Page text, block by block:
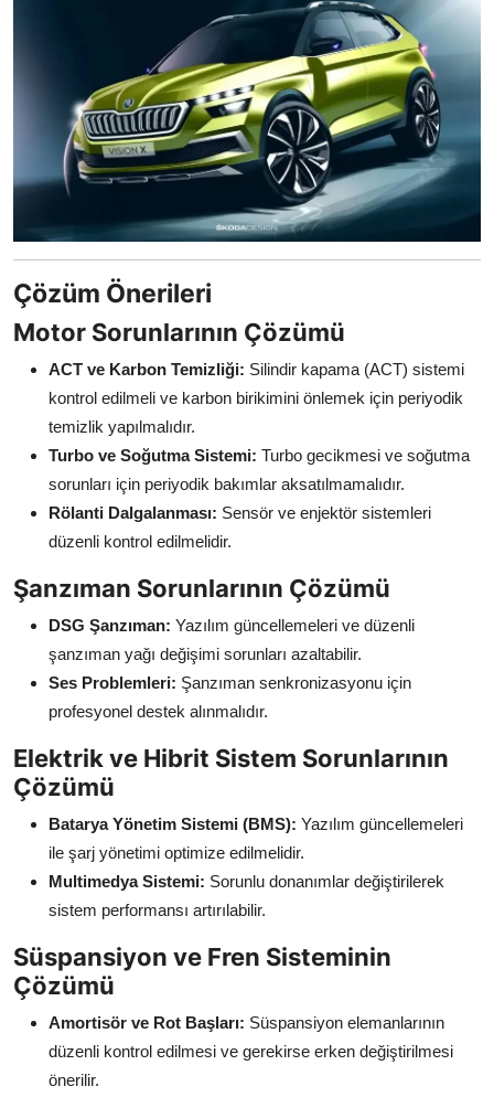
Çözüm Önerileri
Motor Sorunlarının Çözümü
ACT ve Karbon Temizliği: Silindir kapama (ACT) sistemi
kontrol edilmeli ve karbon birikimini önlemek için periyodik
temizlik yapılmalıdır.
Turbo ve Soğutma Sistemi: Turbo gecikmesi ve soğutma
sorunları için periyodik bakımlar aksatılmamalıdır.
Rölanti Dalgalanması: Sensör ve enjektör sistemleri
düzenli kontrol edilmelidir.
Şanzıman Sorunlarının Çözümü
DSG Şanzıman: Yazılım güncellemeleri ve düzenli
şanzıman yağı değişimi sorunları azaltabilir.
Ses Problemleri: Şanzıman senkronizasyonu için
profesyonel destek alınmalıdır.
Elektrik ve Hibrit Sistem Sorunlarının
Çözümü
Batarya Yönetim Sistemi (BMS): Yazılım güncellemeleri
ile şarj yönetimi optimize edilmelidir.
Multimedya Sistemi: Sorunlu donanımlar değiştirilerek
sistem performansı artırılabilir.
Süspansiyon ve Fren Sisteminin
Çözümü
Amortisör ve Rot Başları: Süspansiyon elemanlarının
düzenli kontrol edilmesi ve gerekirse erken değiştirilmesi
önerilir.